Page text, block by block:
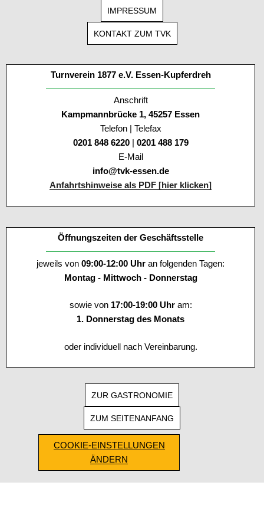
IMPRESSUM
KONTAKT ZUM TVK
Turnverein 1877 e.V. Essen-Kupferdreh
Anschrift
Kampmannbrücke 1, 45257 Essen
Telefon | Telefax
0201 848 6220
0201 488 179
E-Mail
info@tvk-essen.de
Anfahrtshinweise als PDF [hier klicken]
Öffnungszeiten der Geschäftsstelle
jeweils von 09:00-12:00 Uhr an folgenden Tagen:
Montag - Mittwoch - Donnerstag
sowie von 17:00-19:00 Uhram:
1. Donnerstag des Monats
oder individuell nach Vereinbarung.
ZUR GASTRONOMIE
ZUM SEITENANFANG
COOKIE-EINSTELLUNGEN
ÄNDERN